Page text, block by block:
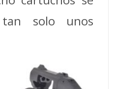
solo unos